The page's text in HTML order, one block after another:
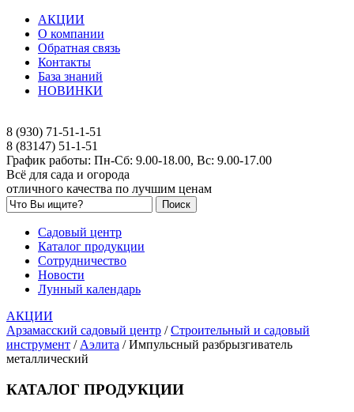
АКЦИИ
О компании
Обратная связь
Контакты
База знаний
НОВИНКИ
8 (930) 71-51-1-51
8 (83147) 51-1-51
График работы: Пн-Сб: 9.00-18.00, Вс: 9.00-17.00
Всё для сада и огорода
отличного качества по лучшим ценам
Садовый центр
Каталог продукции
Сотрудничество
Новости
Лунный календарь
АКЦИИ
Арзамасский садовый центр /Строительный и садовый
инструмент / Аэлита /Импульсный разбрызгиватель
металлический
КАТАЛОГ ПРОДУКЦИИ